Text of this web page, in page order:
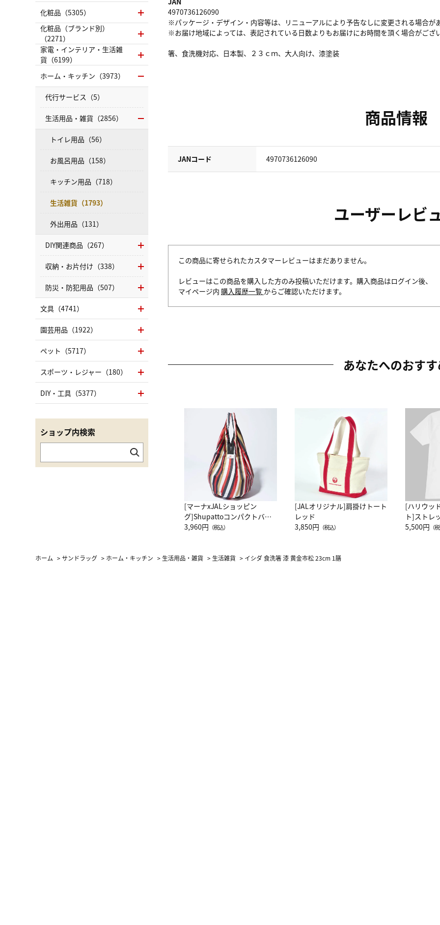
4970736126090
※パッケージ・デザイン・内容等は、リニューアルにより予告なしに変更される場合が
※お届け地域によっては、表記されている日数よりもお届けにお時間を頂く場合がござ
箸、食洗機対応、日本製、２３ｃｍ、大人向け、漆塗装
商品情報
JANコード 4970736126090
ユーザーレビ
この商品に寄せられたカスタマーレビューはまだありません。
レビューはこの商品を購入した方のみ投稿いただけます。購入商品はログイン後、
マイページ内 購入履歴一覧 からご確認いただけます。
あなたへのおす
[マーナxJALショッピン
グ]Shupattoコンパクトバッ
グ Drop JAL客室乗務員
3,960円 （税込）
[JALオリジナル]肩掛けトート
レッド
3,850円 （税込）
[ハリウッ
ト]ストレ
ーネック
5,500円 （
化粧品（5305）
化粧品（ブランド別）
（2271）
家電・インテリア・生活雑
貨（6199）
ホーム・キッチン（3973）
代行サービス（5）
生活用品・雑貨（2856）
トイレ用品（56）
お風呂用品（158）
キッチン用品（718）
生活雑貨（1793）
外出用品（131）
DIY関連商品（267）
収納・お片付け（338）
防災・防犯用品（507）
文具（4741）
園芸用品（1922）
ペット（5717）
スポーツ・レジャー（180）
DIY・工具（5377）
ショップ内検索
ホーム >サンドラッグ > ホーム・キッチン > 生活用品・雑貨 > 生活雑貨 > イシダ 食洗箸 漆 黄金市松 23cm 1膳